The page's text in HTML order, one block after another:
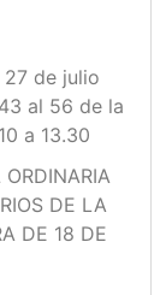
de julio
al 56 de la
a 13.30
DE LA
DE 18 DE